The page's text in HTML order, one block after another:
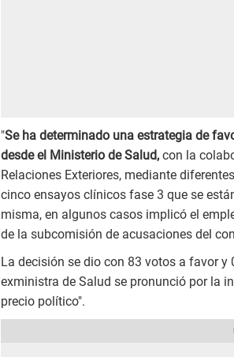
"Se ha determinado una estrategia de
desde el Ministerio de Salud, con la
Relaciones Exteriores, mediante
cinco ensayos clínicos fase 3 que se
misma, en algunos casos implicó el
de la subcomisión de acusaciones del
La decisión se dio con 83 votos a favor y
exministra de Salud se pronunció por la
precio político".